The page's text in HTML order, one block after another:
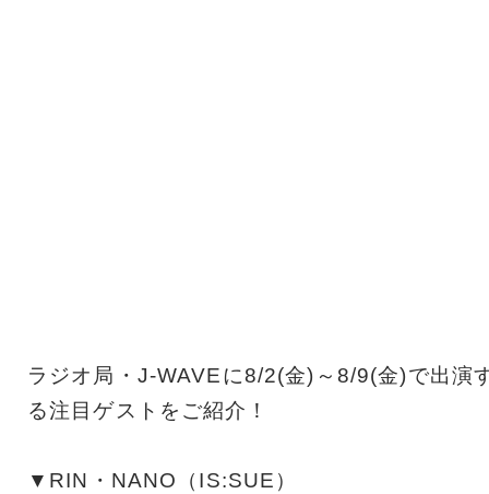
ラジオ局・J-WAVEに8/2(金)～8/9(金)で出演
る注目ゲストをご紹介！
▼RIN・NANO（IS:SUE）